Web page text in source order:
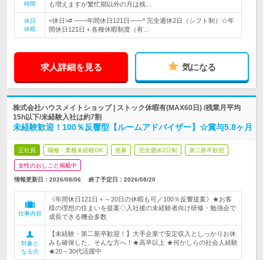
時間
も増えますが繁忙期以外の月は残…
休日
休暇
<休日># ――年間休日121日――* 完全週休2日（シフト制）☆年
間休日121日＋各種休暇制度（有…
求人詳細を見る 気になる
株式会社ハウスメイトショップ | ストック休暇有(MAX60日) /残業月平均
15h以下/未経験入社は約7割
未経験歓迎！100％反響型【ルームアドバイザー】☆賞与5.8ヶ月
正社員 職種・業種未経験OK 急募 完全週休2日制 第二新卒歓迎
女性のおしごと掲載中
情報更新日：2026/08/06 終了予定日： 2026/08/20
仕事内容
《年間休日121日＋～20日の休暇も可／100％反響提案》★お客
様の理想の住まいを提案◇入社後の未経験者向け研修・勉強会で
成長できる機会多数
対象と
なる方
【未経験・第二新卒歓迎！】大手企業で安定収入としっかりお休
みも確保した、そんな方へ！★高卒以上 ★何かしらの社会人経験
★20～30代活躍中